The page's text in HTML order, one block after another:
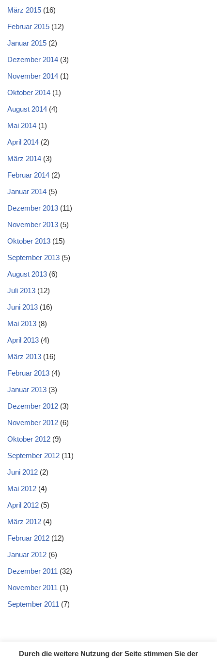
März 2015 (16)
Februar 2015 (12)
Januar 2015 (2)
Dezember 2014 (3)
November 2014 (1)
Oktober 2014 (1)
August 2014 (4)
Mai 2014 (1)
April 2014 (2)
März 2014 (3)
Februar 2014 (2)
Januar 2014 (5)
Dezember 2013 (11)
November 2013 (5)
Oktober 2013 (15)
September 2013 (5)
August 2013 (6)
Juli 2013 (12)
Juni 2013 (16)
Mai 2013 (8)
April 2013 (4)
März 2013 (16)
Februar 2013 (4)
Januar 2013 (3)
Dezember 2012 (3)
November 2012 (6)
Oktober 2012 (9)
September 2012 (11)
Juni 2012 (2)
Mai 2012 (4)
April 2012 (5)
März 2012 (4)
Februar 2012 (12)
Januar 2012 (6)
Dezember 2011 (32)
November 2011 (1)
September 2011 (7)
Datenschutzerklärung Impressum Kontakt
Durch die weitere Nutzung der Seite stimmen Sie der